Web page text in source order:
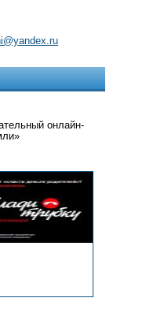
онлайн-